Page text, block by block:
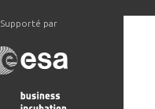
Supporté par